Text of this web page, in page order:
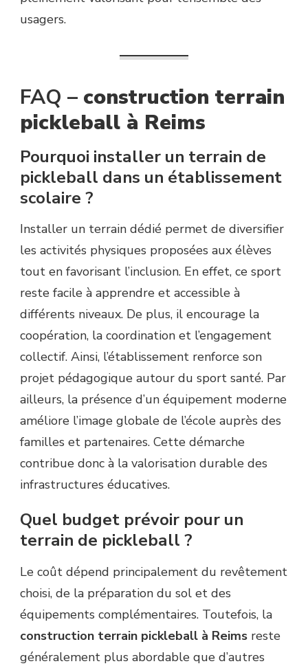
usagers.
FAQ – construction terrain
pickleball à Reims
Pourquoi installer un terrain de
pickleball dans un établissement
scolaire ?
Installer un terrain dédié permet de diversifier
les activités physiques proposées aux élèves
tout en favorisant l’inclusion. En effet, ce sport
reste facile à apprendre et accessible à
différents niveaux. De plus, il encourage la
coopération, la coordination et l’engagement
collectif. Ainsi, l’établissement renforce son
projet pédagogique autour du sport santé. Par
ailleurs, la présence d’un équipement moderne
améliore l’image globale de l’école auprès des
familles et partenaires. Cette démarche
contribue donc à la valorisation durable des
infrastructures éducatives.
Quel budget prévoir pour un
terrain de pickleball ?
Le coût dépend principalement du revêtement
choisi, de la préparation du sol et des
équipements complémentaires. Toutefois, la
construction terrain pickleball à Reims reste
généralement plus abordable que d’autres